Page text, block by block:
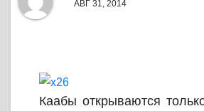
АВГ 31, 2014
Каабы открываются